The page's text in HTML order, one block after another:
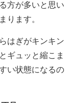
方が多いと思い
ります。
はぎがキンキン
ギュッと縮こま
い状態になるの